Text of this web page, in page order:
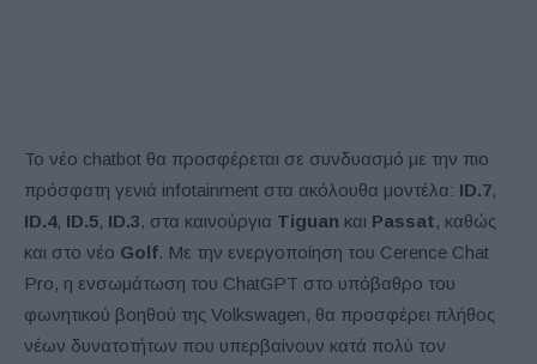
Το νέο chatbot θα προσφέρεται σε συνδυασμό με την πιο
πρόσφατη γενιά infotainment στα ακόλουθα μοντέλα: ID.7,
ID.4, ID.5, ID.3, στα καινούργια Tiguan και Passat, καθώς
και στο νέο Golf. Με την ενεργοποίηση του Cerence Chat
Pro, η ενσωμάτωση του ChatGPT στο υπόβαθρο του
φωνητικού βοηθού της Volkswagen, θα προσφέρει πλήθος
νέων δυνατοτήτων που υπερβαίνουν κατά πολύ τον